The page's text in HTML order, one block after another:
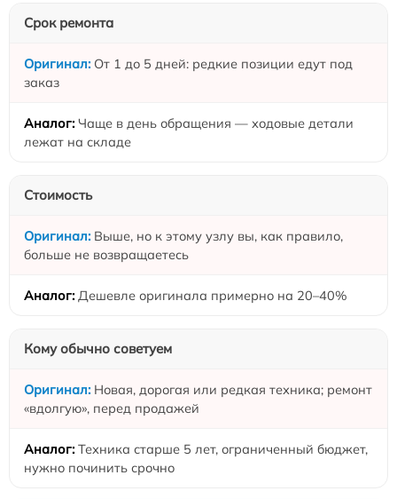
Срок ремонта
От 1 до 5 дней: редкие позиции едут под
заказ
Чаще в день обращения — ходовые детали
лежат на складе
Стоимость
Выше, но к этому узлу вы, как правило,
больше не возвращаетесь
Дешевле оригинала примерно на 20–40%
Кому обычно советуем
Новая, дорогая или редкая техника; ремонт
«вдолгую», перед продажей
Техника старше 5 лет, ограниченный бюджет,
нужно починить срочно